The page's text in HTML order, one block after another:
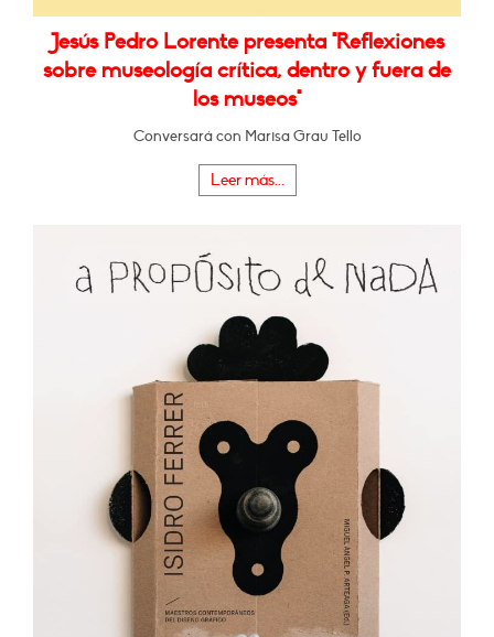
Jesús Pedro Lorente presenta "Reflexiones
sobre museología crítica, dentro y fuera de
los museos"
Conversará con Marisa Grau Tello
Leer más...